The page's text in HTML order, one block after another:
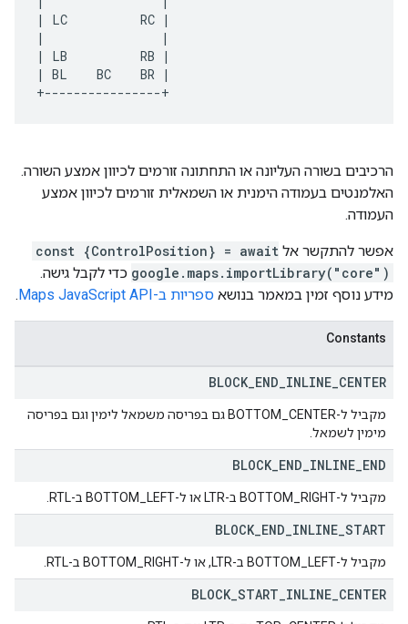
| LC          RC |
|                |
| LB          RB |
| BL    BC    BR |
+----------------+
הרכיבים בשורה העליונה או התחתונה זורמים לכיוון אמצע השורה.
האלמנטים בעמודה הימנית או השמאלית זורמים לכיוון אמצע
העמודה.
אפשר להתקשר אל const {ControlPosition} = await
google.maps.importLibrary("core") כדי לקבל גישה.
מידע נוסף זמין במאמר בנושא ספריות ב-Maps JavaScript API .
Constants
BLOCK END INLINE CENTER
מקביל ל-BOTTOM_CENTER גם בפריסה משמאל לימין וגם בפריסה
מימין לשמאל.
BLOCK END INLINE END
מקביל ל-BOTTOM_RIGHT ב-LTR או ל-BOTTOM_LEFT ב-RTL.
BLOCK END INLINE START
מקביל ל-BOTTOM_LEFT ב-LTR, או ל-BOTTOM_RIGHT ב-RTL.
BLOCK START INLINE CENTER